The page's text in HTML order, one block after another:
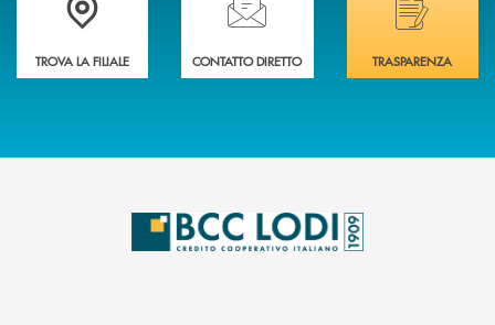
TROVA LA FILIALE CONTATTO DIRETTO TRASPARENZA